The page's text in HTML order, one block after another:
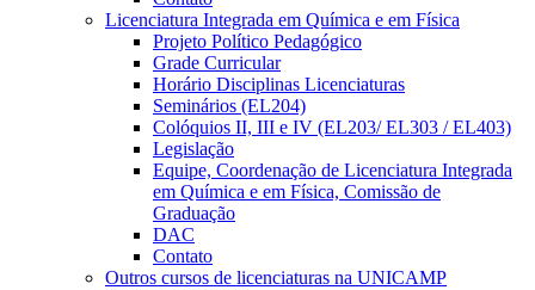
Licenciatura Integrada em Química e em Física
Projeto Político Pedagógico
Grade Curricular
Horário Disciplinas Licenciaturas
Seminários (EL204)
Colóquios II, III e IV (EL203/ EL303 / EL403)
Legislação
Equipe, Coordenação de Licenciatura Integrada
em Química e em Física, Comissão de
Graduação
DAC
Contato
Outros cursos de licenciaturas na UNICAMP